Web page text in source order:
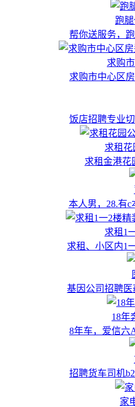
跑
帮你送服务，
求购
求购市中心区
饭店招聘专业
求租花
求租金港花
本人男，28.有
求租1
求租、小区内1
基因公司招聘
18年
8年车，爱信六
招聘货车司机
家